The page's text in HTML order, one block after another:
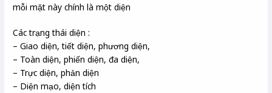
mỗi mặt này chính là một diện
Các trạng thái diện :
– Giao diện, tiết diện, phương diện,
– Toàn diện, phiến diện, đa diện,
– Trực diện, phản diện
– Diện mạo, diện tích